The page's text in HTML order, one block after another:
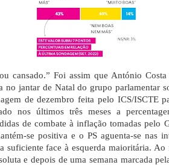
cansado.” Foi assim que António
no jantar de Natal do grupo parlamentar
de dezembro feita pelo ICS/ISCTE
nos últimos três meses a
de combate à inflação tomadas pelo
se positiva e o PS aguenta-se nas
suficiente face à esquerda maioritária. Ao
e depois de uma semana marcada